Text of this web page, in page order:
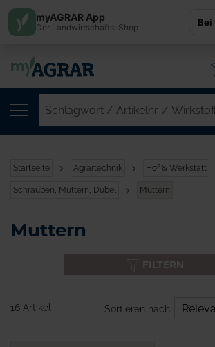
Startseite Agrartechnik Hof & Werkstatt
Schrauben, Muttern, Dübel Muttern
Muttern
16 Artikel Sortieren nach
myAGRAR App
Der Landwirtschafts-Shop Bei